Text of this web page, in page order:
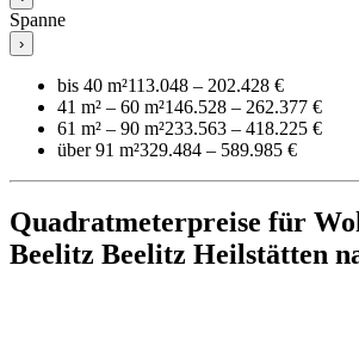
Spanne
›
bis 40 m²113.048 – 202.428 €
41 m² – 60 m²146.528 – 262.377 €
61 m² – 90 m²233.563 – 418.225 €
über 91 m²329.484 – 589.985 €
Quadratmeterpreise für
Beelitz Beelitz Heilstätten